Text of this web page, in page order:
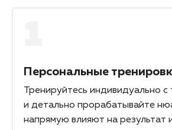
Персональные
Тренируйтесь индивидуально с
и детально прорабатывайте
напрямую влияют на результат